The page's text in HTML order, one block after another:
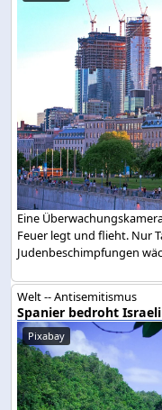
Eine
Feuer legt und flieht. Nur
Judenbeschimpfungen
Welt -- Antisemitismus
Spanier bedroht
Pixabay